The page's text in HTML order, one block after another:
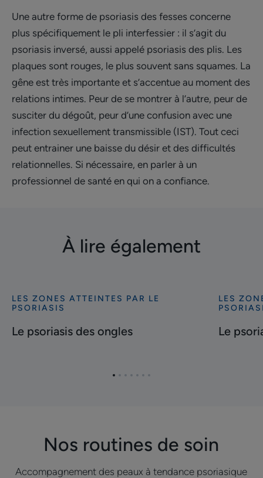
Une autre forme de psoriasis des fesses concerne
plus spécifiquement le pli interfessier : il s’agit du
psoriasis inversé, aussi appelé psoriasis des plis. Les
plaques sont rouges, le plus souvent sans squames. La
gêne est très importante et s’accentue au moment des
relations intimes. Peur de se montrer à l’autre, peur de
susciter du dégoût, peur d’une confusion avec une
infection sexuellement transmissible (IST). Tout ceci
peut entrainer une baisse du désir et des difficultés
relationnelles. Si nécessaire, en parler à un
professionnel de santé en qui on a confiance.
À lire également
Découvrir
psoriasis
LES ZONES ATTEINTES PAR LE
PSORIASIS
Le psoriasis des ongles
Découvrir
psoriasis
LES
Le
Aller
Aller
Aller
Aller
Aller
Aller
Aller
Nos routines de soin
Accompagnement des peaux à tendance psoriasique